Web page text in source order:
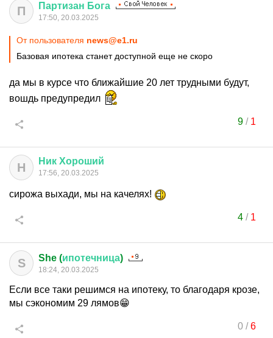
П Партизан Бога
17:50, 20.03.2025
От пользователя news@e1.ru
Базовая ипотека станет доступной еще не скоро
да мы в курсе что ближайшие 20 лет трудными будут,
вошдь предупредил
9/ 1
Н Ник Хороший
17:56, 20.03.2025
сирожа выхади, мы на качелях!
4/ 1
S She (ипотечница)
18:24, 20.03.2025
Если все таки решимся на ипотеку, то благодаря крозе,
мы сэкономим 29 лямов😁
0/6